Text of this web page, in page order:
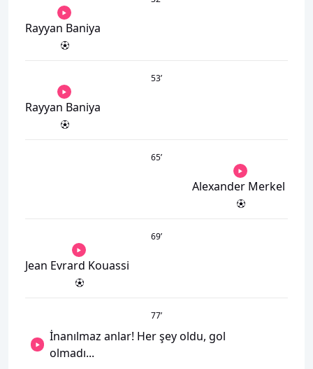
Rayyan Baniya
53’
Rayyan Baniya
65’
Alexander Merkel
69’
Jean Evrard Kouassi
77’
İnanılmaz anlar! Her şey oldu, gol
olmadı...